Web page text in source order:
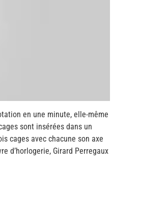
en une minute, elle-même
sont insérées dans un
cages avec chacune son axe
d’horlogerie, Girard Perregaux